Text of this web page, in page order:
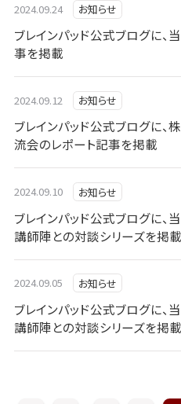
2024.09.24 お知らせ
ブレインパッド公式ブログに
事を掲載
2024.09.12 お知らせ
ブレインパッド公式ブログに
流会のレポート記事を掲載
2024.09.10 お知らせ
ブレインパッド公式ブログに、
講師陣との対談シリーズを掲載
2024.09.05 お知らせ
ブレインパッド公式ブログに、
講師陣との対談シリーズを掲載